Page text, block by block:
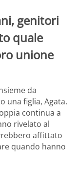
genitori
quale
unione
da
una figlia, Agata.
continua a
rivelato al
affittato
quando hanno